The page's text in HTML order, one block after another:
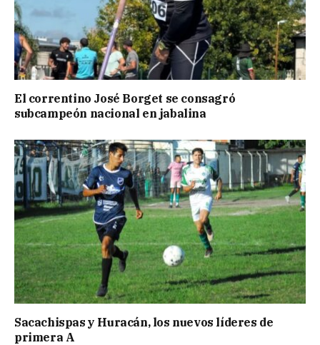
El correntino José Borget se consagró
subcampeón nacional en jabalina
Sacachispas y Huracán, los nuevos líderes de
primera A